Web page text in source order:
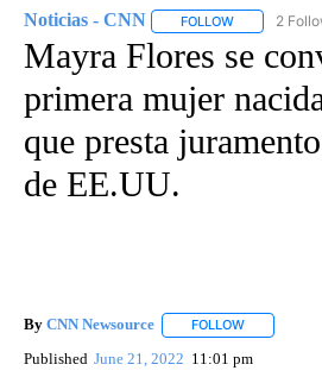
Noticias - CNN FOLLOW FOLLOW
2
Mayra Flores se
primera mujer
que presta
de EE.UU.
By CNN Newsource FOLLOW
Published June 21, 2022 11:01 pm